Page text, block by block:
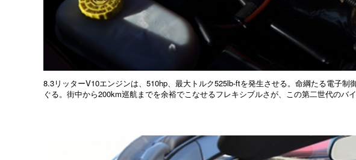
8.3リッターV10エンジンは、510hp、最大トルク525lb-ftを発生させる。命綱たる電子
ぐる。街中から200km巡航までを余裕でこなせるフレキシブルさが、この第二世代のバイ